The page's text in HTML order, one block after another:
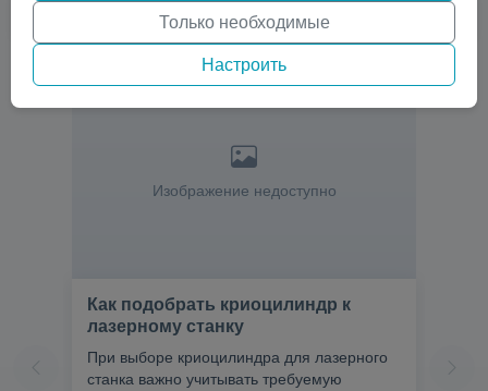
Изображение недоступно
Как подобрать криоцилиндр к
лазерному станку
При выборе криоцилиндра для лазерного
станка важно учитывать требуемую
Только необходимые
Настроить